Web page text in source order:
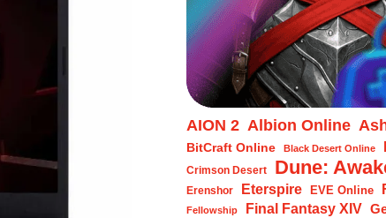
AION 2 Albion Online
BitCraft Online Black Desert Online
Crimson Desert Dune:
Erenshor Eterspire EVE Online
Fellowship Final Fantasy XIV